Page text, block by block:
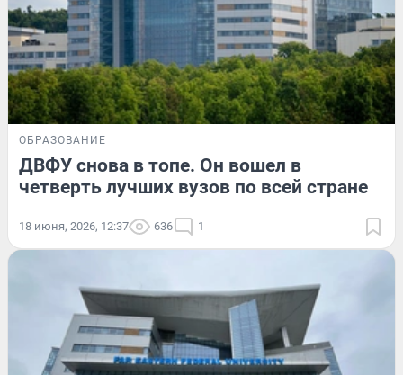
ОБРАЗОВАНИЕ
ДВФУ снова в топе. Он вошел в
четверть лучших вузов по всей стране
18 июня, 2026, 12:37 636 1